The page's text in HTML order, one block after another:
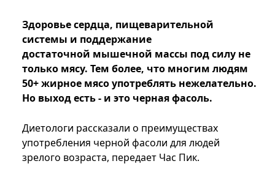
Здоровье сердца, пищеварительной
системы и поддержание
достаточной мышечной массы под силу не
только мясу. Тем более, что многим людям
50+ жирное мясо употреблять нежелательно.
Но выход есть - и это черная фасоль.
Диетологи рассказали о преимуществах
употребления черной фасоли для людей
зрелого возраста, передает Час Пик.